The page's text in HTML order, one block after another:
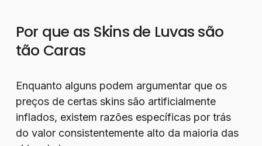
Por que as Skins de Luvas são
tão Caras
Enquanto alguns podem argumentar que os
preços de certas skins são artificialmente
inflados, existem razões específicas por trás
do valor consistentemente alto da maioria das